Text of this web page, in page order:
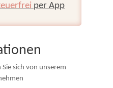
per App
sich von unserem